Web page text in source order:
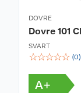
DOVRE
Dovre 101
SVART
☆☆☆☆☆ (0)
A+